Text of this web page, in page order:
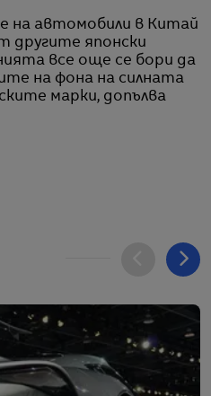
на автомобили в Китай
другите японски
все още се бори да
на фона на силната
марки, допълва